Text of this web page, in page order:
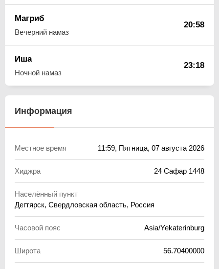
Магриб
Вечерний намаз
20:58
Иша
Ночной намаз
23:18
Информация
Местное время 11:59, Пятница, 07 августа 2026
Хиджра 24 Сафар 1448
Населённый пункт
Дегтярск, Свердловская область, Россия
Часовой пояс Asia/Yekaterinburg
Широта 56.70400000